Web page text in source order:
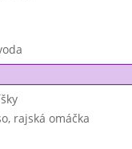
rajská omáčka